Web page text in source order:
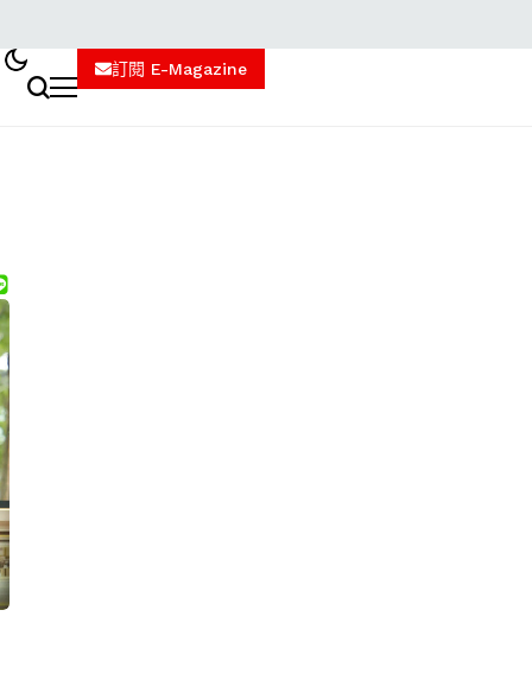
訂閱 E-Magazine